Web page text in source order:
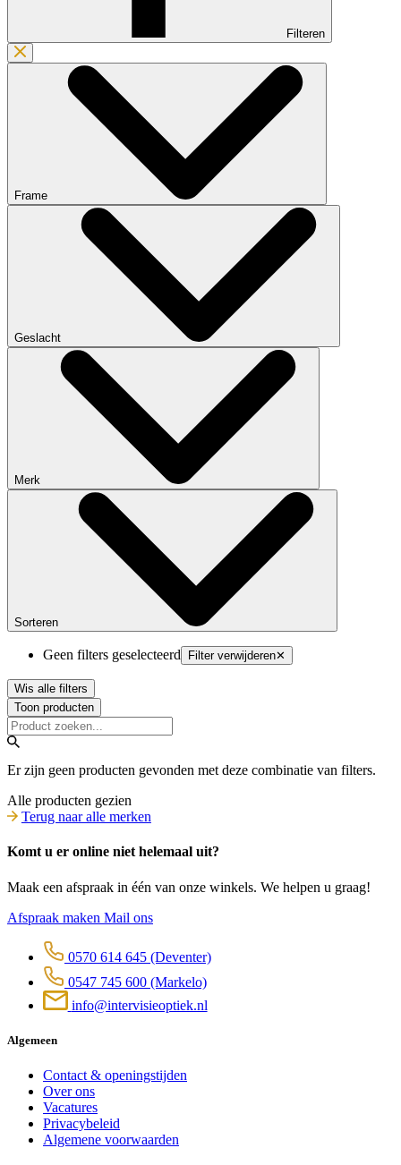
Filteren
Frame
Geslacht
Merk
Sorteren
Geen filters geselecteerd Filter verwijderen✕
Wis alle filters
Toon producten
Er zijn geen producten gevonden met deze combinatie van filters.
Alle producten gezien
Terug naar alle merken
Komt u er online niet helemaal uit?
Maak een afspraak in één van onze winkels. We helpen u graag!
Afspraak maken Mail ons
0570 614 645 (Deventer)
0547 745 600 (Markelo)
info@intervisieoptiek.nl
Algemeen
Contact & openingstijden
Over ons
Vacatures
Privacybeleid
Algemene voorwaarden